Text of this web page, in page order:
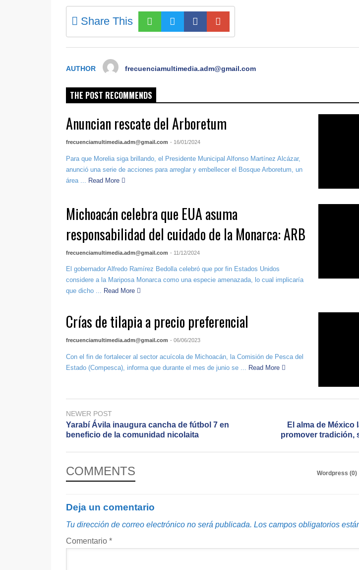
Share This
AUTHOR frecuenciamultimedia.adm@gmail.com
THE POST RECOMMENDS
Anuncian rescate del Arboretum
frecuenciamultimedia.adm@gmail.com - 16/01/2024
Para que Morelia siga brillando, el Presidente Municipal Alfonso Martínez Alcázar,
anunció una serie de acciones para arreglar y embellecer el Bosque Arboretum, un
área ...
Read More
Michoacán celebra que EUA asuma
responsabilidad del cuidado de la Monarca: ARB
frecuenciamultimedia.adm@gmail.com - 11/12/2024
El gobernador Alfredo Ramírez Bedolla celebró que por fin Estados Unidos
considere a la Mariposa Monarca como una especie amenazada, lo cual implicaría
que dicho ... Read More
Crías de tilapia a precio preferencial
frecuenciamultimedia.adm@gmail.com - 06/06/2023
Con el fin de fortalecer al sector acuícola de Michoacán, la Comisión de Pesca del
Estado (Compesca), informa que durante el mes de junio se ... Read More
NEWER POST
Yarabí Ávila inaugura cancha de fútbol 7 en
beneficio de la comunidad nicolaita
El alma de México
promover tradición,
COMMENTS Wordpress (0)
Deja un comentario
Tu dirección de correo electrónico no será publicada. Los campos obligatorios
Comentario *